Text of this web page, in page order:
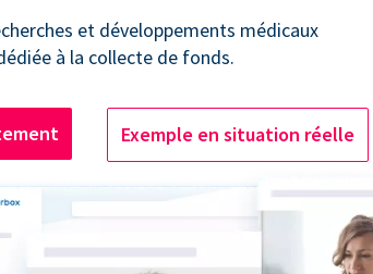
et développements médicaux
à la collecte de fonds.
Exemple en situation réelle